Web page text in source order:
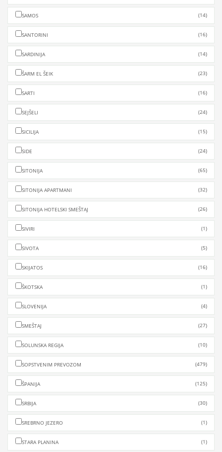
SAMOS (14)
SANTORINI (16)
SARDINIJA (14)
ŠARM EL ŠEIK (23)
SARTI (16)
SEJŠELI (24)
SICILIJA (15)
SIDE (24)
SITONIJA (65)
SITONIJA APARTMANI (32)
SITONIJA HOTELSKI SMEŠTAJ (26)
SIVIRI (1)
SIVOTA (5)
SKIJATOS (16)
ŠKOTSKA (1)
SLOVENIJA (4)
SMEŠTAJ (27)
SOLUNSKA REGIJA (10)
SOPSTVENIM PREVOZOM (479)
ŠPANIJA (125)
SRBIJA (30)
SREBRNO JEZERO (1)
STARA PLANINA (1)